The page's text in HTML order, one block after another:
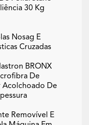
30 Kg
Nosag E
Cruzadas
BRONX
De
Acolchoado De
Removível E